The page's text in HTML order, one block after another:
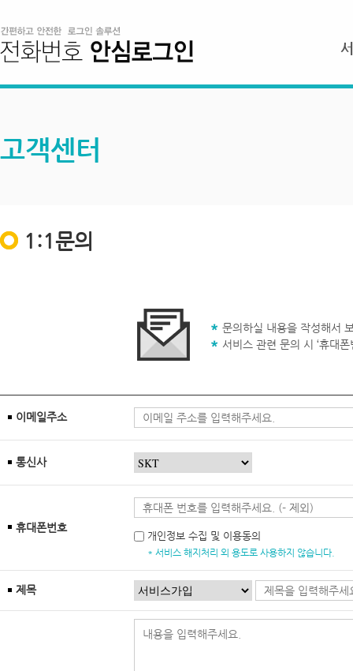
고객센터
1:1문의
문의하실 내용을 작성해서
서비스 관련 문의 시 ‘휴대
이메일주소
통신사
휴대폰번호
개인정보 수집 및 이용동의
* 서비스 해지처리 외 용도로 사용하지 않습니다.
제목